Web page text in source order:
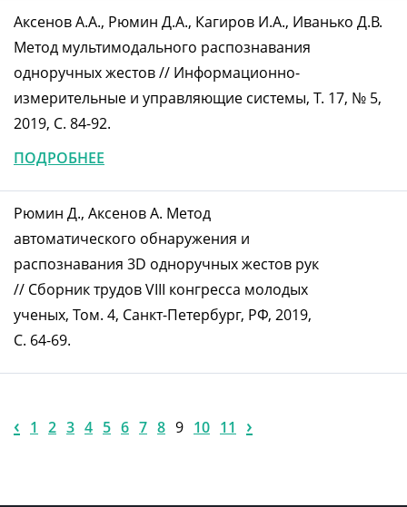
Аксенов А.А., Рюмин Д.А., Кагиров И.А., Иванько Д.В.
Метод мультимодального распознавания
одноручных жестов // Информационно-
измерительные и управляющие системы, Т. 17, № 5,
2019, С. 84-92.
ПОДРОБНЕЕ
Рюмин Д., Аксенов А. Метод
автоматического обнаружения и
распознавания 3D одноручных жестов рук
// Сборник трудов VIII конгресса молодых
ученых, Том. 4, Санкт-Петербург, РФ, 2019,
C. 64-69.
‹ 1 2 3 4 5 6 7 8 9 10 11 ›